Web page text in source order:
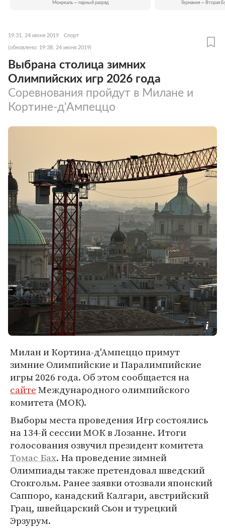
Монреаль — парный разряд Германия — Вторая
19:31, 24 июня 2019 Спорт
(обновлено: 19:38, 24 июня 2019)
Выбрана столица зимних
Олимпийских игр 2026 года
Соревнования пройдут в Милане и
Кортине-д'Ампеццо
Милан и Кортина-д'Ампеццо примут
зимние Олимпийские и Паралимпийские
игры 2026 года. Об этом сообщается на
сайтеМеждународного олимпийского
комитета (МОК).
Выборы места проведения Игр состоялись
на 134-й сессии МОК в Лозанне. Итоги
голосования озвучил президент комитета
Томас Бах. На проведение зимней
Олимпиады также претендовал шведский
Стокгольм. Ранее заявки отозвали японский
Саппоро, канадский Калгари, австрийский
Грац, швейцарский Сьон и турецкий
Эрзурум.